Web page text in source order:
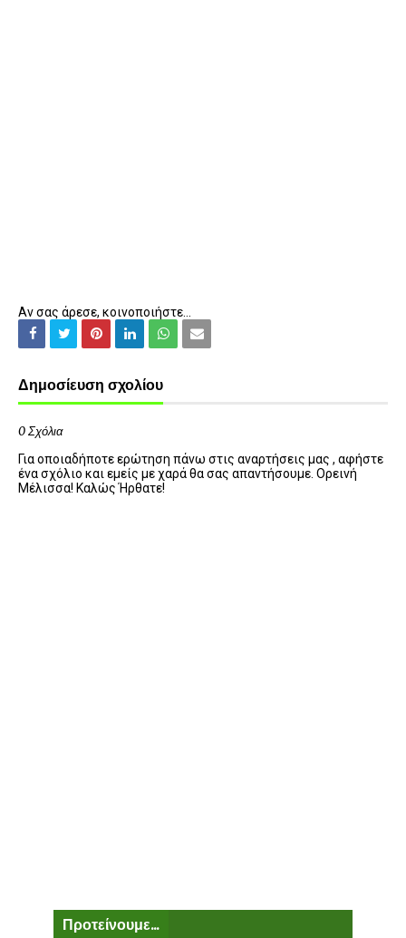
Αν σας άρεσε, κοινοποιήστε...
Δημοσίευση σχολίου
0 Σχόλια
Για οποιαδήποτε ερώτηση πάνω στις αναρτήσεις μας , αφήστε
ένα σχόλιο και εμείς με χαρά θα σας απαντήσουμε. Ορεινή
Μέλισσα! Καλώς Ήρθατε!
Προτείνουμε...